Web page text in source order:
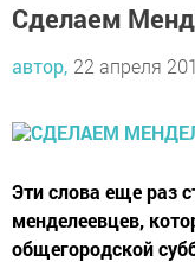
Сделаем
автор, 22 апреля
Эти слова еще раз
менделеевцев,
общегородской